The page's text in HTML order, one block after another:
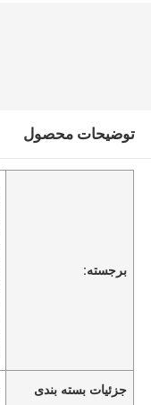
توضیحات محصول
برجسته:
جزئیات بسته بندی